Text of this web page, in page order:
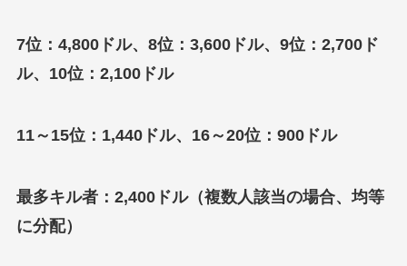
7位：4,800ドル、8位：3,600ドル、9位：2,700ド
ル、10位：2,100ドル
11～15位：1,440ドル、16～20位：900ドル
最多キル者：2,400ドル（複数人該当の場合、均等
に分配）